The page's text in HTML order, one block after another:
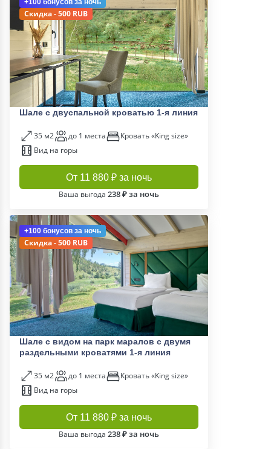
+100 бонусов за ночь
Скидка - 500 RUB
Шале с двуспальной кроватью 1-я линия
35 м2 до 1 места
Кровать «King size»
Вид на горы
От 11 880 ₽ за ночь
Ваша выгода 238 ₽ за ночь
+100 бонусов за ночь
Скидка - 500 RUB
Шале с видом на парк маралов c двумя
раздельными кроватями 1-я линия
35 м2 до 1 места
Кровать «King size»
Вид на горы
От 11 880 ₽ за ночь
Ваша выгода 238 ₽ за ночь